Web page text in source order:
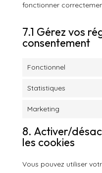
fonctionner
7.1 Gérez vos
consentement
Fonctionnel
Statistiques
Marketing
8. Activer/
les cookies
Vous pouvez utiliser